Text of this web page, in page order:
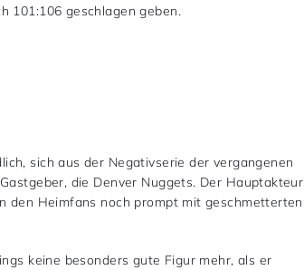
101:106 geschlagen geben.
sich aus der Negativserie der vergangenen
die Denver Nuggets. Der Hauptakteur
den Heimfans noch prompt mit geschmetterten
keine besonders gute Figur mehr, als er